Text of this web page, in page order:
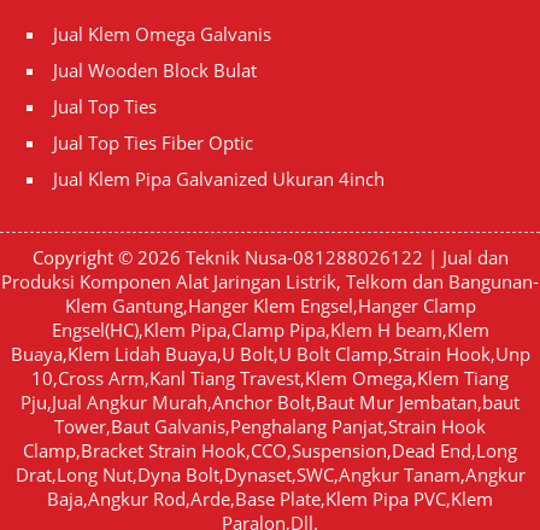
Jual Klem Omega Galvanis
Jual Wooden Block Bulat
Jual Top Ties
Jual Top Ties Fiber Optic
Jual Klem Pipa Galvanized Ukuran 4inch
Copyright © 2026 Teknik Nusa-081288026122 | Jual dan
Produksi Komponen Alat Jaringan Listrik, Telkom dan Bangunan-
Klem Gantung,Hanger Klem Engsel,Hanger Clamp
Engsel(HC),Klem Pipa,Clamp Pipa,Klem H beam,Klem
Buaya,Klem Lidah Buaya,U Bolt,U Bolt Clamp,Strain Hook,Unp
10,Cross Arm,Kanl Tiang Travest,Klem Omega,Klem Tiang
Pju,Jual Angkur Murah,Anchor Bolt,Baut Mur Jembatan,baut
Tower,Baut Galvanis,Penghalang Panjat,Strain Hook
Clamp,Bracket Strain Hook,CCO,Suspension,Dead End,Long
Drat,Long Nut,Dyna Bolt,Dynaset,SWC,Angkur Tanam,Angkur
Baja,Angkur Rod,Arde,Base Plate,Klem Pipa PVC,Klem
Paralon,Dll.